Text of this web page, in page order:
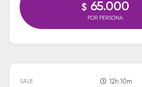
$ 65.000
POR PERSONA
SALE 12h 10m